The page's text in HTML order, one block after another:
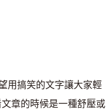
用搞笑的文字讓大家輕
章的時候是一種舒壓或